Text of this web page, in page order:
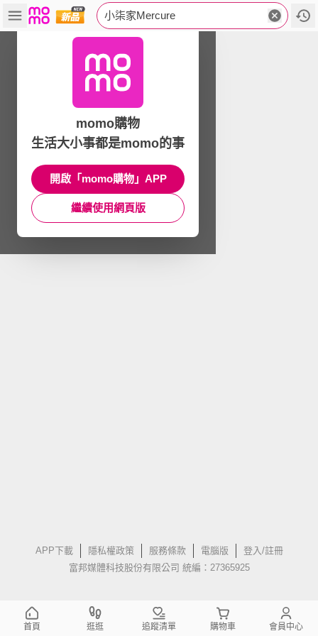
小柒家Mercure
APP下載 隱私權政策 服務條款 電腦版
登入/註冊
富邦媒體科技股份有限公司 統編：27365925
momo購物
生活大小事都是momo的事
開啟「momo購物」APP
繼續使用網頁版
首頁 逛逛 追蹤清單 購物車 會員中心